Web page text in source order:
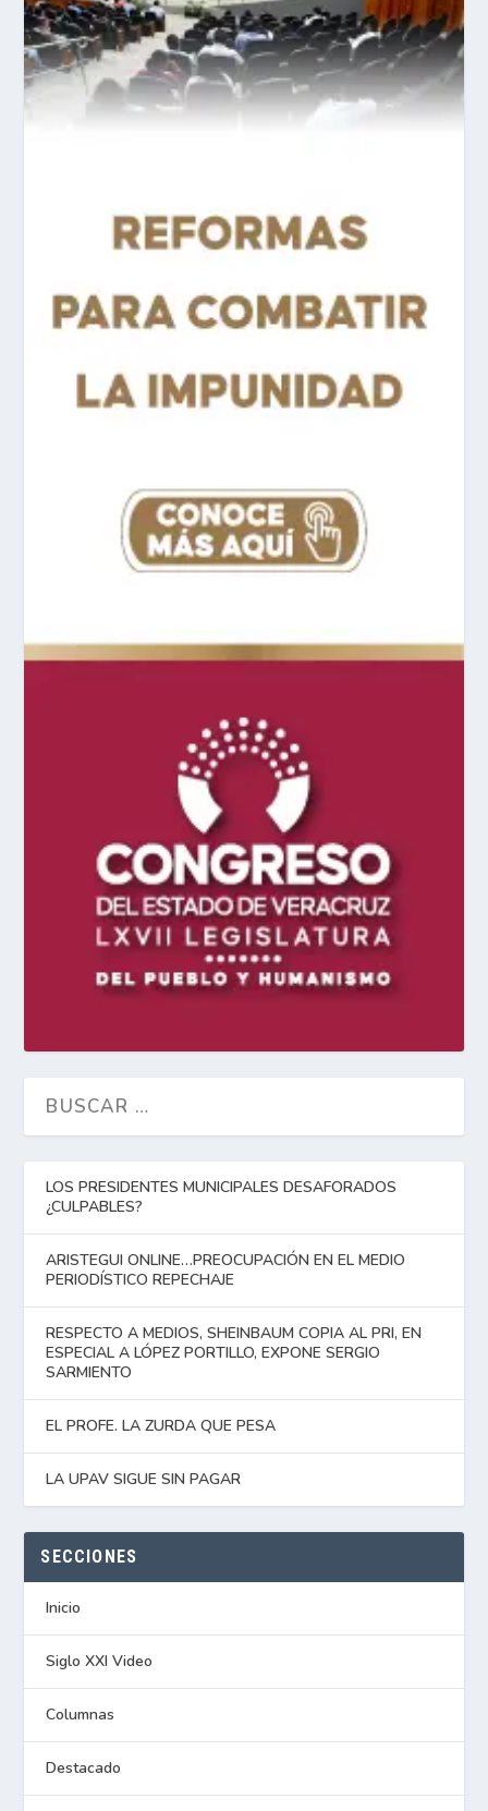
LOS PRESIDENTES MUNICIPALES DESAFORADOS
¿CULPABLES?
ARISTEGUI ONLINE…PREOCUPACIÓN EN EL MEDIO
PERIODÍSTICO REPECHAJE
RESPECTO A MEDIOS, SHEINBAUM COPIA AL PRI, EN
ESPECIAL A LÓPEZ PORTILLO, EXPONE SERGIO
SARMIENTO
EL PROFE. LA ZURDA QUE PESA
LA UPAV SIGUE SIN PAGAR
SECCIONES
Inicio
Siglo XXI Video
Columnas
Destacado